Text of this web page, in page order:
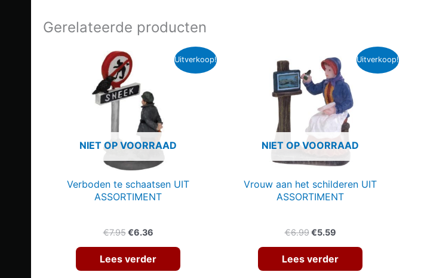
Gerelateerde producten
Uitverkoop!
NIET OP VOORRAAD
Verboden te schaatsen UIT
ASSORTIMENT
€7.95 Oorspronkelijke
was:
€7.95.
€6.36Huidige
€6.36.
Lees verder
Uitverkoop!
NIET OP VOORRAAD
Vrouw aan het schilderen UIT
ASSORTIMENT
€6.99 Oorspronkelijke
was:
€6.99.
€5.59Huidige
€5.59.
Lees verder